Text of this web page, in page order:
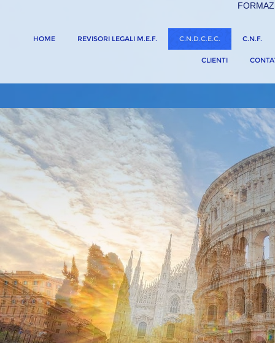
HOME REVISORI LEGALI M.E.F. C.N.D.C.E.C. C.N.F.
CLIENTI